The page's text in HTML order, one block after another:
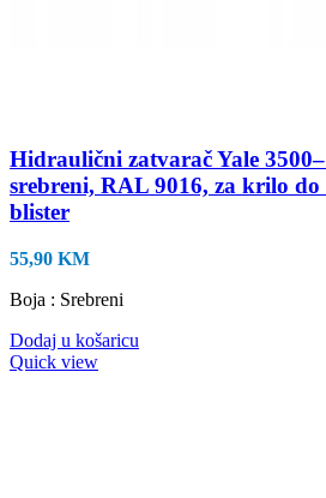
Hidraulični zatvarač Yale 3500–
srebreni, RAL 9016, za krilo do
blister
55,90 KM
Boja : Srebreni
Dodaj u košaricu
Quick view